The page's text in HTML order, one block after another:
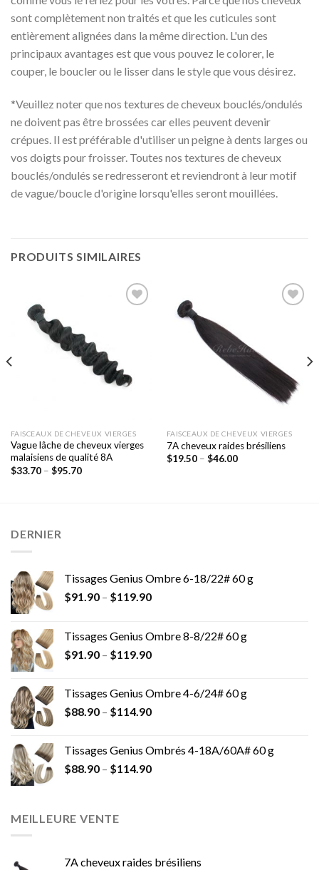
sont complètement non traités et que les cuticules sont
entièrement alignées dans la même direction. L'un des
principaux avantages est que vous pouvez le colorer, le
couper, le boucler ou le lisser dans le style que vous désirez.
*Veuillez noter que nos textures de cheveux bouclés/ondulés
ne doivent pas être brossées car elles peuvent devenir
crépues. Il est préférable d'utiliser un peigne à dents larges ou
vos doigts pour froisser. Toutes nos textures de cheveux
bouclés/ondulés se redresseront et reviendront à leur motif
de vague/boucle d'origine lorsqu'elles seront mouillées.
PRODUITS SIMILAIRES
FAISCEAUX DE CHEVEUX VIERGES
Vague lâche de cheveux vierges
malaisiens de qualité 8A
$33.70– $95.70
FAISCEAUX DE CHEVEUX VIERGES
7A cheveux raides brésiliens
$19.50– $46.00
DERNIER
Tissages Genius Ombre 6-18/22# 60 g
$91.90 – $119.90
Tissages Genius Ombre 8-8/22# 60 g
$91.90 – $119.90
Tissages Genius Ombre 4-6/24# 60 g
$88.90 – $114.90
Tissages Genius Ombrés 4-18A/60A# 60 g
$88.90 – $114.90
MEILLEURE VENTE
7A cheveux raides brésiliens